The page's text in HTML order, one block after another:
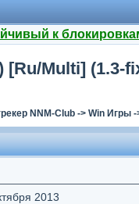
к
Multi] (1.3-
NNM-Club -> Win Игры
2013